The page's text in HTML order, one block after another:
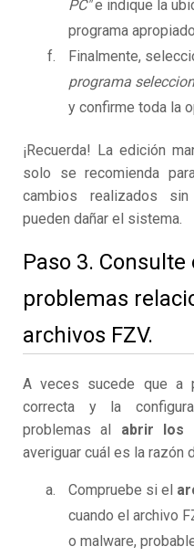
PC"e indique la
programa apropiado
Finalmente,
programa
y confirme toda la
¡Recuerda! La edición
solo se recomienda
cambios realizados
pueden dañar el sistema.
Paso 3.
problemas
archivos FZV.
A veces sucede que a
correcta y la
problemas al abrir los
averiguar cuál es la razón
Compruebe si el
cuando el archivo
o malware,